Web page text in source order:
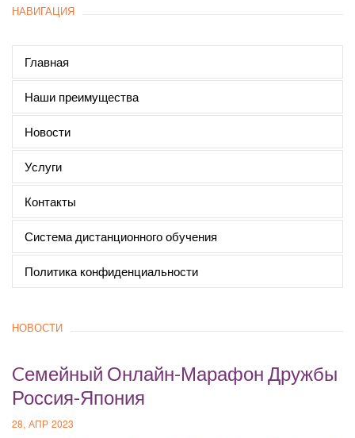
НАВИГАЦИЯ
Главная
Наши преимущества
Новости
Услуги
Контакты
Система дистанционного обучения
Политика конфиденциальности
НОВОСТИ
Cемейный Онлайн-Марафон Дружбы
Россия-Япония
28, АПР 2023